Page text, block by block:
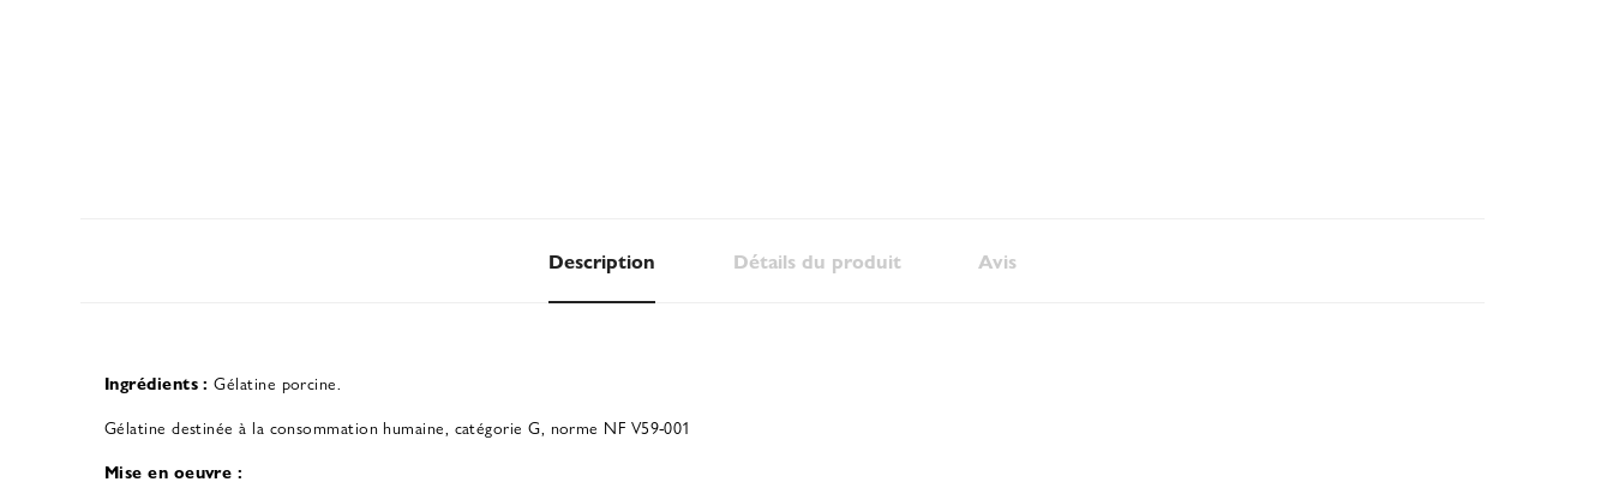
Description Détails du produit Avis
Ingrédients : Gélatine porcine.
Gélatine destinée à la consommation humaine, catégorie G, norme NF V59-001
Mise en oeuvre :